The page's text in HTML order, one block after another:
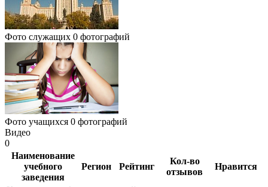
Фото служащих 0 фотографий
Фото учащихся 0 фотографий
Видео
0
Наименование
учебного
заведения
Регион Рейтинг
Кол-во
отзывов
Нравится